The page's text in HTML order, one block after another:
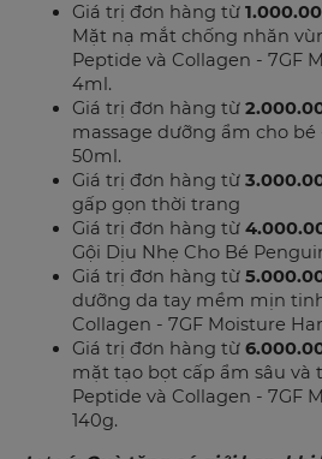
Giá trị đơn hàng từ
Mặt nạ mắt chống nhăn
Peptide và Collagen - 7GF
4ml.
Giá trị đơn hàng từ
massage dưỡng ẩm cho bé
50ml.
Giá trị đơn hàng từ
gấp gọn thời trang
Giá trị đơn hàng từ
Gội Dịu Nhẹ Cho Bé
Giá trị đơn hàng từ
dưỡng da tay mềm mịn
Collagen - 7GF Moisture
Giá trị đơn hàng từ
mặt tạo bọt cấp ẩm sâu và
Peptide và Collagen - 7GF
140g.